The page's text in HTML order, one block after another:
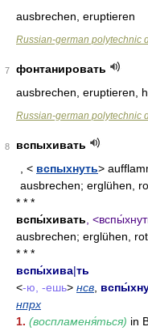
ausbrechen, eruptieren
Russian-german polytechnic
7
фонтанировать
ausbrechen, eruptieren,
Russian-german polytechnic
8
вспыхивать
, < вспыхнуть>
ausbrechen; erglühen,
* * *
вспы́хивать ,
ausbrechen; erglühen,
* * *
вспы́хива|ть
<-ю, -ешь> нсв
нпрх
1. (воспламеня́ться) in